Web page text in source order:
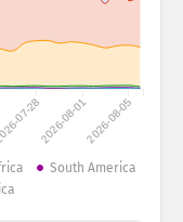
Atnaujinti
šiuos duomenis
07-282026-08-012026-08-05
South America